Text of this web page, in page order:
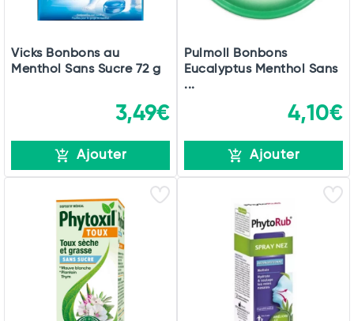
Commander
Vicks Bonbons au
Menthol Sans Sucre 72 g
3,49€
Ajouter
Pulmoll Bonbons
Eucalyptus Menthol Sans
...
4,10€
Ajouter